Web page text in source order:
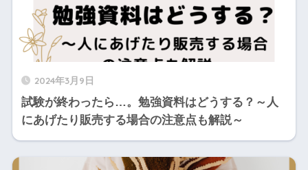
2024年3月9日
試験が終わったら…。勉強資料はどうする？～人
にあげたり販売する場合の注意点も解説～